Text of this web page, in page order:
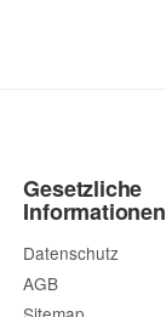
Gesetzliche
Informationen
Datenschutz
AGB